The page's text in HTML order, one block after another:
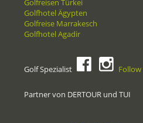
Golfreisen Türkei
Golfhotel Ägypten
Golfreise Marrakesch
Golfhotel Agadir
Golf Spezialist Follow
Partner von DERTOUR und TUI